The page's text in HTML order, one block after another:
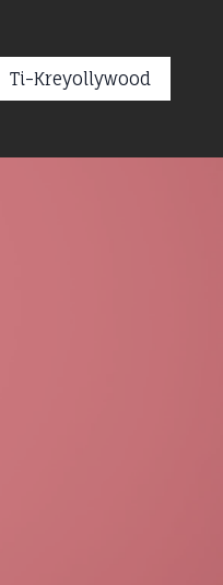
Ti-Kreyollywood